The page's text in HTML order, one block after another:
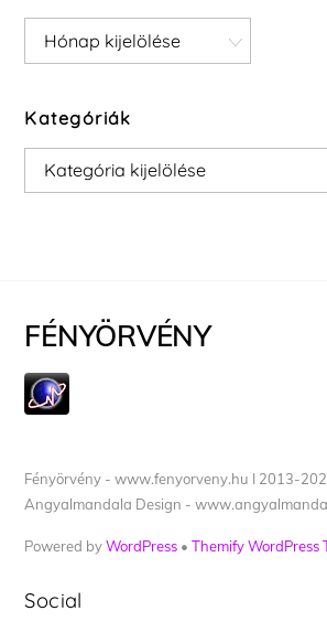
Archívum
Kategóriák
Kategóriák
FÉNYÖRVÉNY
Fényörvény - www.fenyorveny.hu I 2013-
Angyalmandala Design -
Powered byWordPress •Themify WordPress
Social